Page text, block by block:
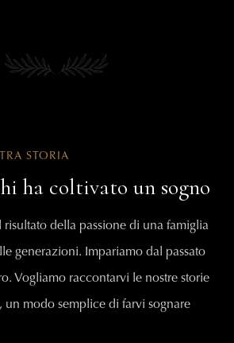
STORIA
ha coltivato un sogno
risultato della passione di una famiglia
generazioni. Impariamo dal passato
Vogliamo raccontarvi le nostre storie
un modo semplice di farvi sognare